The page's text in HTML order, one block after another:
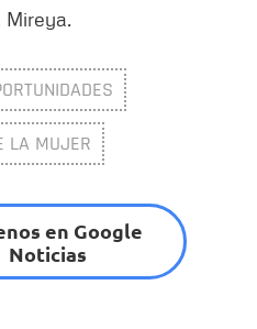
Mireya.
LA MUJER
en Google
Noticias